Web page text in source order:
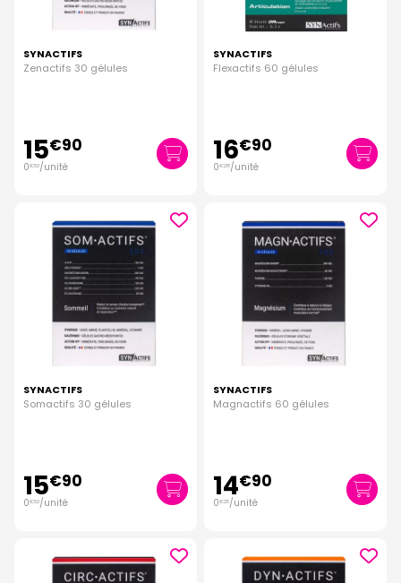
SYNACTIFS
Zenactifs 30 gélules
15€90
0€53/unité
SYNACTIFS
Flexactifs 60 gélules
16€90
0€28/unité
SYNACTIFS
Somactifs 30 gélules
15€90
0€53/unité
SYNACTIFS
Magnactifs 60 gélules
14€90
0€25/unité